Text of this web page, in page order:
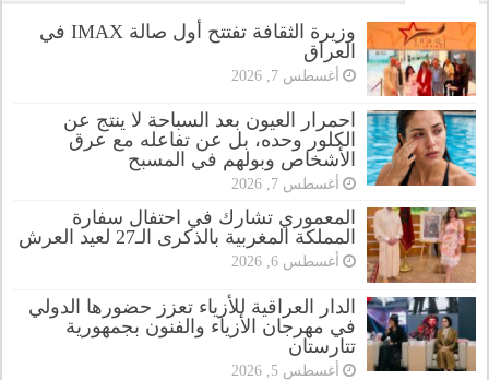
وزيرة الثقافة تفتتح أول صالة IMAX في
العراق
أغسطس 7, 2026
احمرار العيون بعد السباحة لا ينتج عن
الكلور وحده، بل عن تفاعله مع عرق
الأشخاص وبولهم في المسبح
أغسطس 7, 2026
المعموري تشارك في احتفال سفارة
المملكة المغربية بالذكرى الـ27 لعيد العرش
أغسطس 6, 2026
الدار العراقية للأزياء تعزز حضورها الدولي
في مهرجان الأزياء والفنون بجمهورية
تتارستان
أغسطس 5, 2026